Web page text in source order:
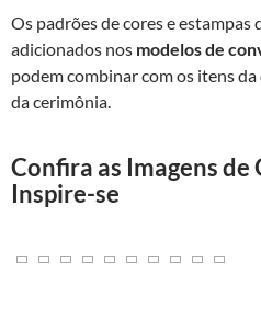
Os padrões de cores e estampas
adicionados nos modelos de
podem combinar com os itens
da cerimônia.
Confira as Imagens
Inspire-se